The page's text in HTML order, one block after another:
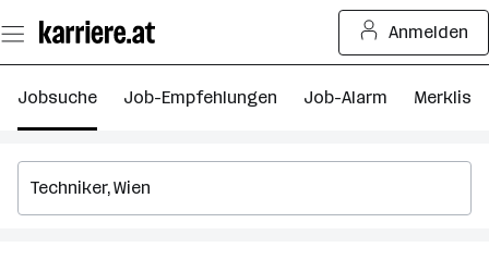
Seiteninhalt
springen
Anmelden
Jobsuche Job-Empfehlungen Job-Alarm Merkliste